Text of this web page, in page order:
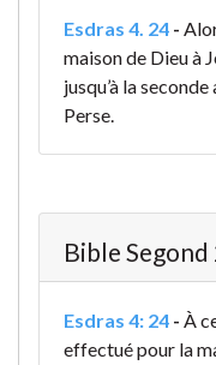
Esdras 4. 24 -
maison de Dieu à
jusqu’à la
Perse.
Bible Segond
Esdras 4: 24 - À
effectué pour la